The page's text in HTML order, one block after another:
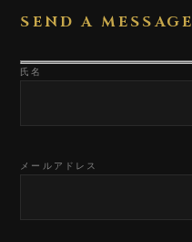
SEND A MESSAGE
氏名
メールアドレス